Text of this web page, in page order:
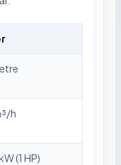
h
(1 HP)